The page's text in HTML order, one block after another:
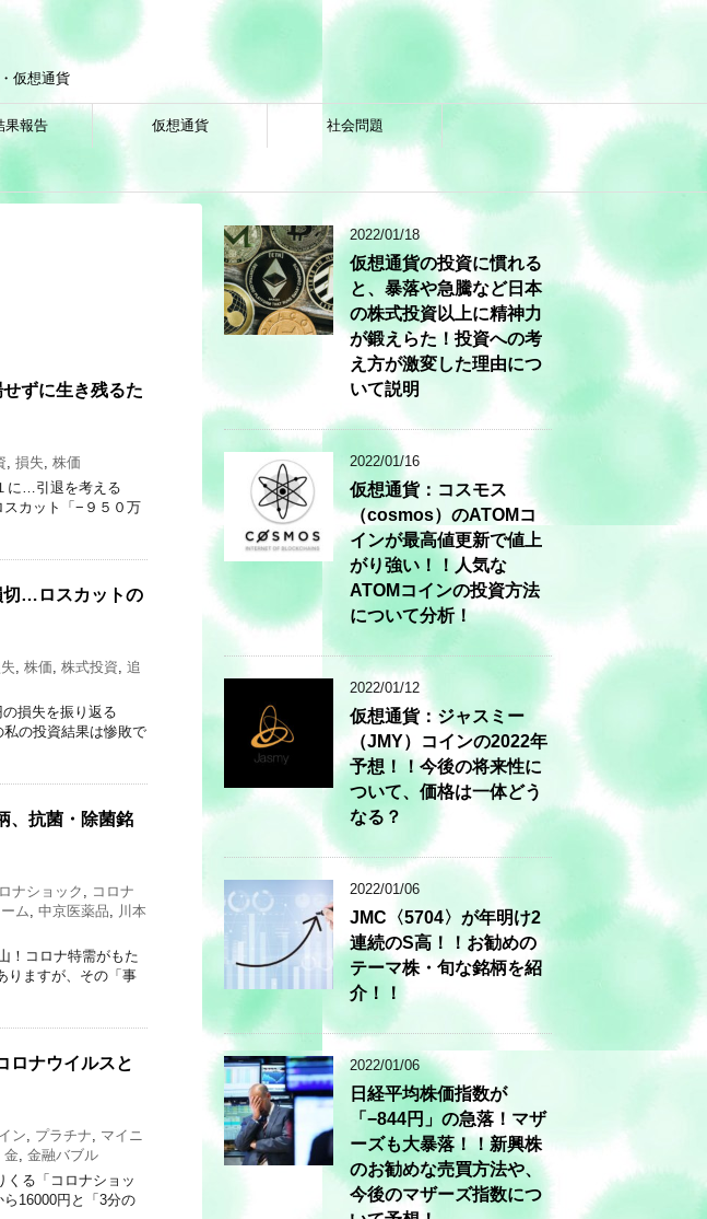
仮想通貨
果報告 仮想通貨 社会問題
ずに生き残るた
, 損失, 株価
…引退を考える
カット「−９５０万
切…ロスカットの
, 株価, 株式投資, 追
失を振り返る
の投資結果は惨敗で
、抗菌・除菌銘
ナショック, コロナ
ム, 中京医薬品, 川本
コロナ特需がもた
ますが、その「事
ロナウイルスと
ン, プラチナ, マイニ
金, 金融バブル
「コロナショッ
16000円と「3分の
2022/01/18
仮想通貨の投資に慣れる
と、暴落や急騰など日本
の株式投資以上に精神力
が鍛えらた！投資への考
え方が激変した理由につ
いて説明
2022/01/16
仮想通貨：コスモス
（cosmos）のATOMコ
インが最高値更新で値上
がり強い！！人気な
ATOMコインの投資方法
について分析！
2022/01/12
仮想通貨：ジャスミー
（JMY）コインの2022年
予想！！今後の将来性に
ついて、価格は一体どう
なる？
2022/01/06
JMC〈5704〉が年明け2
連続のS高！！お勧めの
テーマ株・旬な銘柄を紹
介！！
2022/01/06
日経平均株価指数が
「−844円」の急落！マザ
ーズも大暴落！！新興株
のお勧めな売買方法や、
今後のマザーズ指数につ